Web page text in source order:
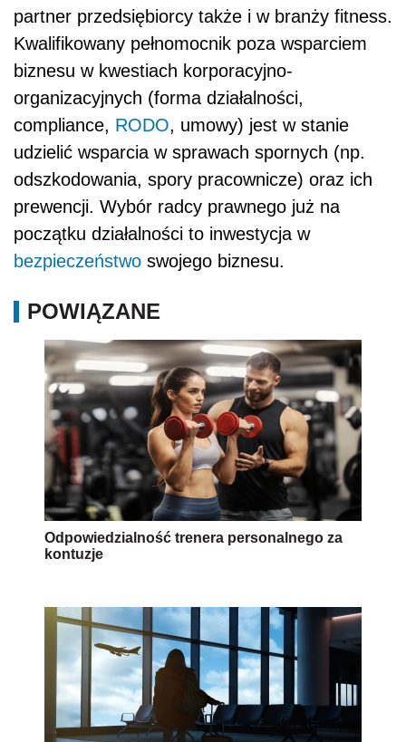
partner przedsiębiorcy także i w branży fitness.
Kwalifikowany pełnomocnik poza wsparciem
biznesu w kwestiach korporacyjno-
organizacyjnych (forma działalności,
compliance, RODO, umowy) jest w stanie
udzielić wsparcia w sprawach spornych (np.
odszkodowania, spory pracownicze) oraz ich
prewencji. Wybór radcy prawnego już na
początku działalności to inwestycja w
bezpieczeństwo swojego biznesu.
POWIĄZANE
Odpowiedzialność trenera personalnego za
kontuzje